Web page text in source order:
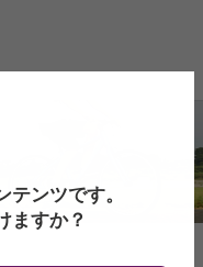
テンツです。
ますか？